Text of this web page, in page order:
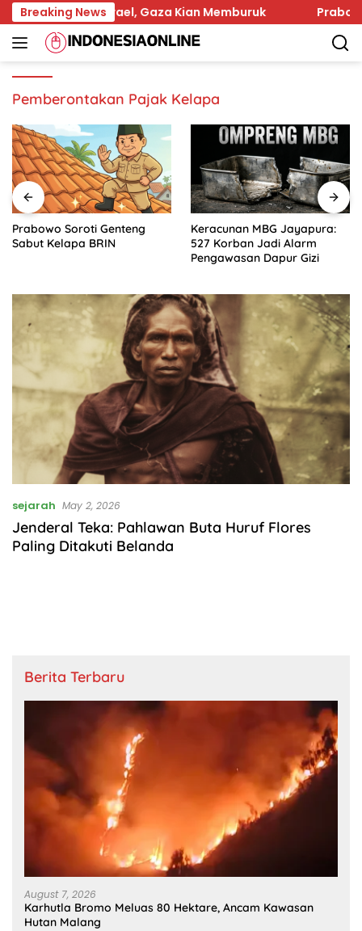
Skip
to
content
Breaking News
Serangan Israel, Gaza Kian Memburuk Prabowo
Pemberontakan Pajak Kelapa
Prabowo Soroti Genteng
Sabut Kelapa BRIN
Keracunan MBG Jayapura:
527 Korban Jadi Alarm
Pengawasan Dapur Gizi
sejarah May 2, 2026
Jenderal Teka: Pahlawan Buta Huruf Flores
Paling Ditakuti Belanda
Berita Terbaru
August 7, 2026
Karhutla Bromo Meluas 80 Hektare, Ancam Kawasan
Hutan Malang